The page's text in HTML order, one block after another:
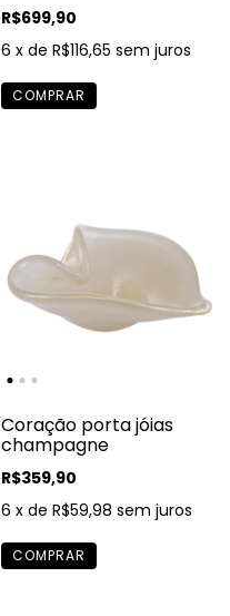
R$699,90
6 x de R$116,65 sem juros
Coração porta jóias
champagne
R$359,90
6 x de R$59,98 sem juros